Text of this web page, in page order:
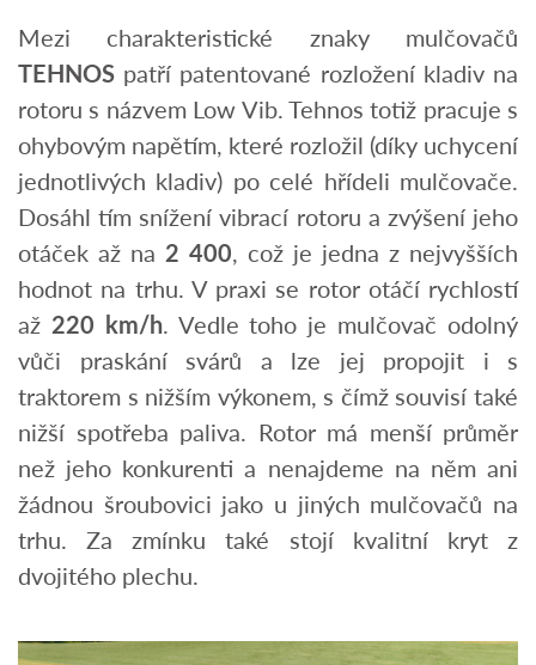
Mezi charakteristické znaky mulčovačů
TEHNOS patří patentované rozložení kladiv na
rotoru s názvem Low Vib. Tehnos totiž pracuje s
ohybovým napětím, které rozložil (díky uchycení
jednotlivých kladiv) po celé hřídeli mulčovače.
Dosáhl tím snížení vibrací rotoru a zvýšení jeho
otáček až na 2 400, což je jedna z nejvyšších
hodnot na trhu. V praxi se rotor otáčí rychlostí
až 220 km/h. Vedle toho je mulčovač odolný
vůči praskání svárů a lze jej propojit i s
traktorem s nižším výkonem, s čímž souvisí také
nižší spotřeba paliva. Rotor má menší průměr
než jeho konkurenti a nenajdeme na něm ani
žádnou šroubovici jako u jiných mulčovačů na
trhu. Za zmínku také stojí kvalitní kryt z
dvojitého plechu.